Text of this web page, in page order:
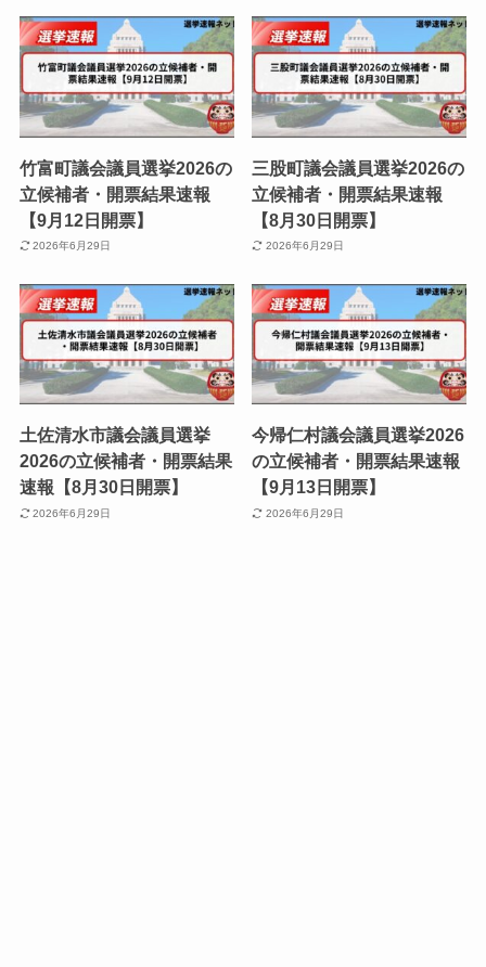
竹富町議会議員選挙2026の
立候補者・開票結果速報
【9月12日開票】
2026年6月29日
三股町議会議員選挙2026の
立候補者・開票結果速報
【8月30日開票】
2026年6月29日
土佐清水市議会議員選挙
2026の立候補者・開票結果
速報【8月30日開票】
2026年6月29日
今帰仁村議会議員選挙2026
の立候補者・開票結果速報
【9月13日開票】
2026年6月29日